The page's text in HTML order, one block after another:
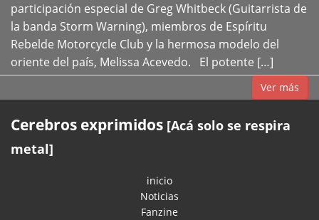
participación especial de Greg Whitbeck (Guitarrista de
la banda Storm Warning), miembros de Espíritu
Rebelde Motorcycle Club y la hermosa modelo del
oriente del país, Melissa Acevedo. El potente […]
Ver más
Cerebros exprimidos [Acá solo se respira
metal]
inicio
Noticias
Fanzine